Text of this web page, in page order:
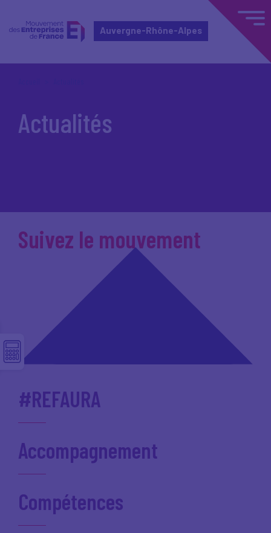
Auvergne-Rhône-Alpes
Actualités
Suivez le mouvement
#REFAURA
Accompagnement
Compétences